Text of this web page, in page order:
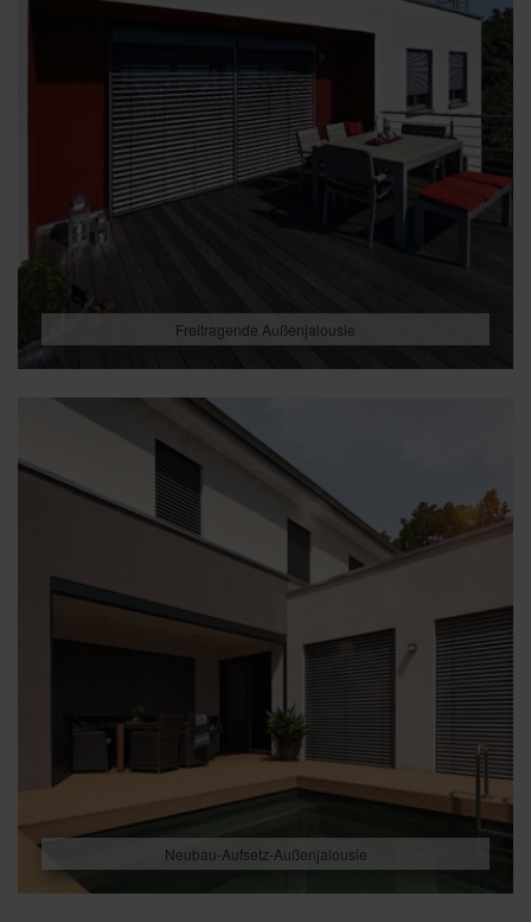
Freitragende Außenjalousie
Neubau-Aufsetz-Außenjalousie